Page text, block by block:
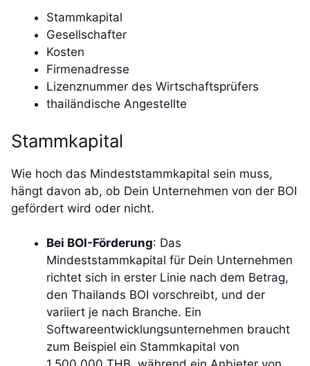
Stammkapital
Gesellschafter
Kosten
Firmenadresse
Lizenznummer des Wirtschaftsprüfers
thailändische Angestellte
Stammkapital
Wie hoch das Mindeststammkapital sein muss,
hängt davon ab, ob Dein Unternehmen von der BOI
gefördert wird oder nicht.
Bei BOI-Förderung: Das
Mindeststammkapital für Dein Unternehmen
richtet sich in erster Linie nach dem Betrag,
den Thailands BOI vorschreibt, und der
variiert je nach Branche. Ein
Softwareentwicklungsunternehmen braucht
zum Beispiel ein Stammkapital von